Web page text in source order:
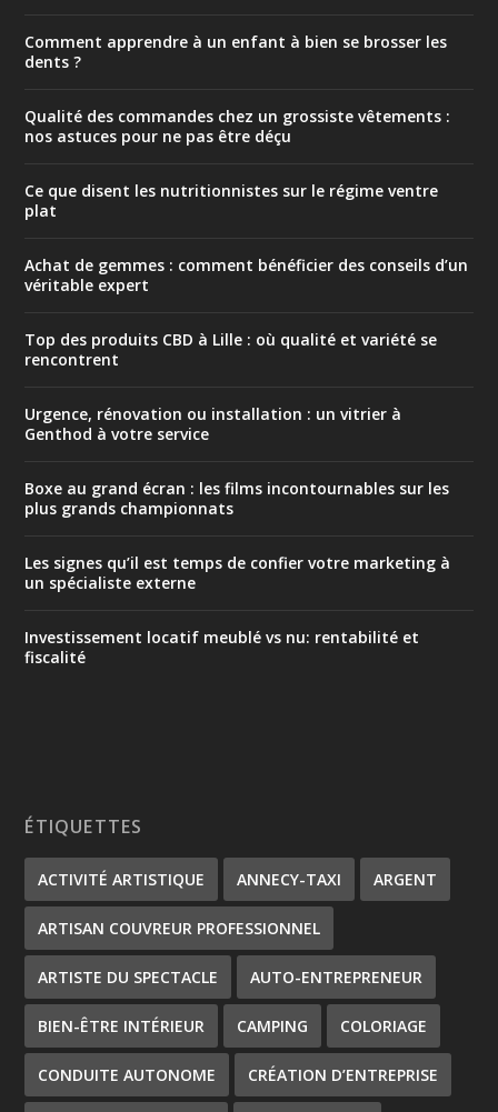
Comment apprendre à un enfant à bien se brosser les
dents ?
Qualité des commandes chez un grossiste vêtements :
nos astuces pour ne pas être déçu
Ce que disent les nutritionnistes sur le régime ventre
plat
Achat de gemmes : comment bénéficier des conseils d’un
véritable expert
Top des produits CBD à Lille : où qualité et variété se
rencontrent
Urgence, rénovation ou installation : un vitrier à
Genthod à votre service
Boxe au grand écran : les films incontournables sur les
plus grands championnats
Les signes qu’il est temps de confier votre marketing à
un spécialiste externe
Investissement locatif meublé vs nu: rentabilité et
fiscalité
ÉTIQUETTES
ACTIVITÉ ARTISTIQUE ANNECY-TAXI ARGENT
ARTISAN COUVREUR PROFESSIONNEL
ARTISTE DU SPECTACLE AUTO-ENTREPRENEUR
BIEN-ÊTRE INTÉRIEUR CAMPING COLORIAGE
CONDUITE AUTONOME CRÉATION D’ENTREPRISE